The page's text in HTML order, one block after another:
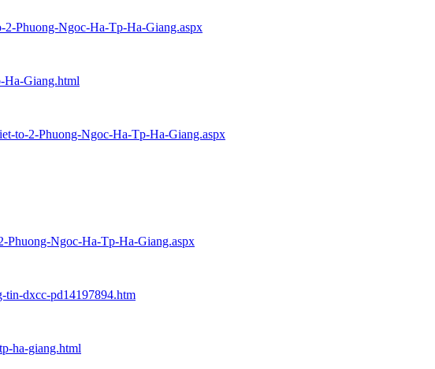
2-Phuong-Ngoc-Ha-Tp-Ha-Giang.aspx
Ha-Giang.html
to-2-Phuong-Ngoc-Ha-Tp-Ha-Giang.aspx
Phuong-Ngoc-Ha-Tp-Ha-Giang.aspx
tin-dxcc-pd14197894.htm
ha-giang.html